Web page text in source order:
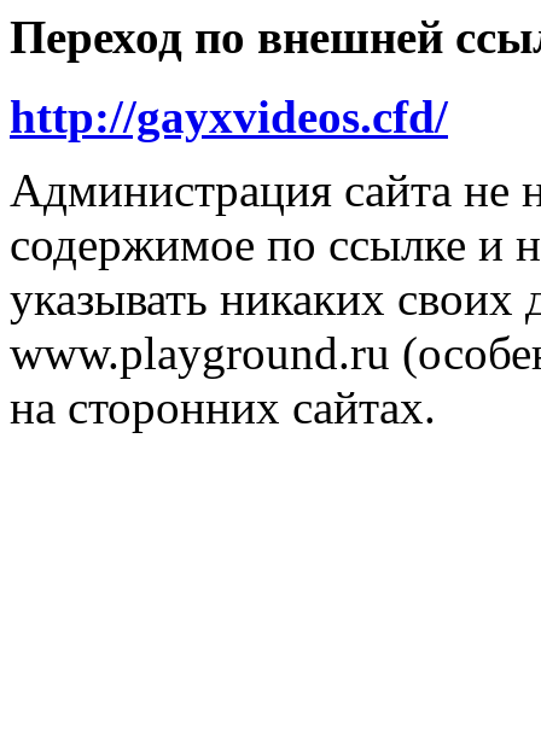
Переход по внешней
http://gayxvideos.cfd/
Администрация сайта не
содержимое по ссылке и
указывать никаких
www.playground.ru
на сторонних сайтах.